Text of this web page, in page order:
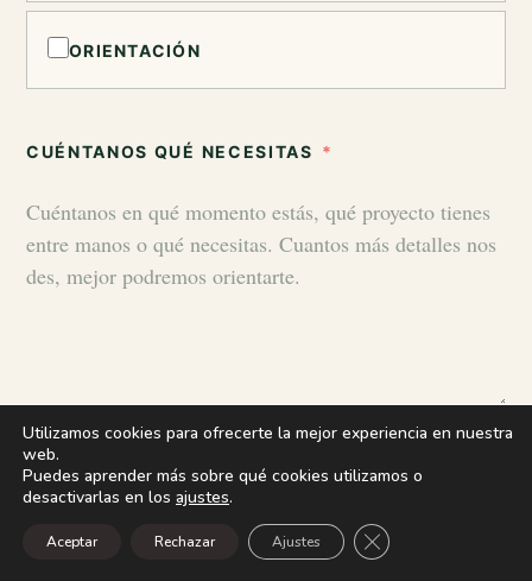
ORIENTACIÓN
CUÉNTANOS QUÉ NECESITAS
NOMBRE
Utilizamos cookies para ofrecerte la mejor experiencia en nuestra
web.
Puedes aprender más sobre qué cookies utilizamos o
desactivarlas en los ajustes.
Aceptar Rechazar Ajustes Cerrar el banner de